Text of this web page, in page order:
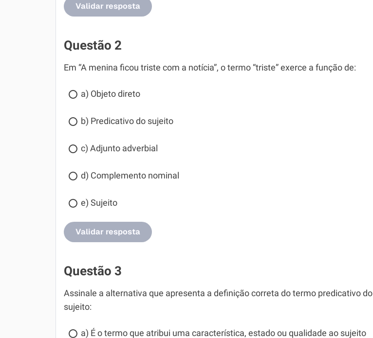
Validar resposta
Questão 2
Em “A menina ficou triste com a notícia”, o termo “triste” exerce a função de:
a) Objeto direto
b) Predicativo do sujeito
c) Adjunto adverbial
d) Complemento nominal
e) Sujeito
Validar resposta
Questão 3
Assinale a alternativa que apresenta a definição correta do termo predicativo do
sujeito:
a) É o termo que atribui uma característica, estado ou qualidade ao sujeito